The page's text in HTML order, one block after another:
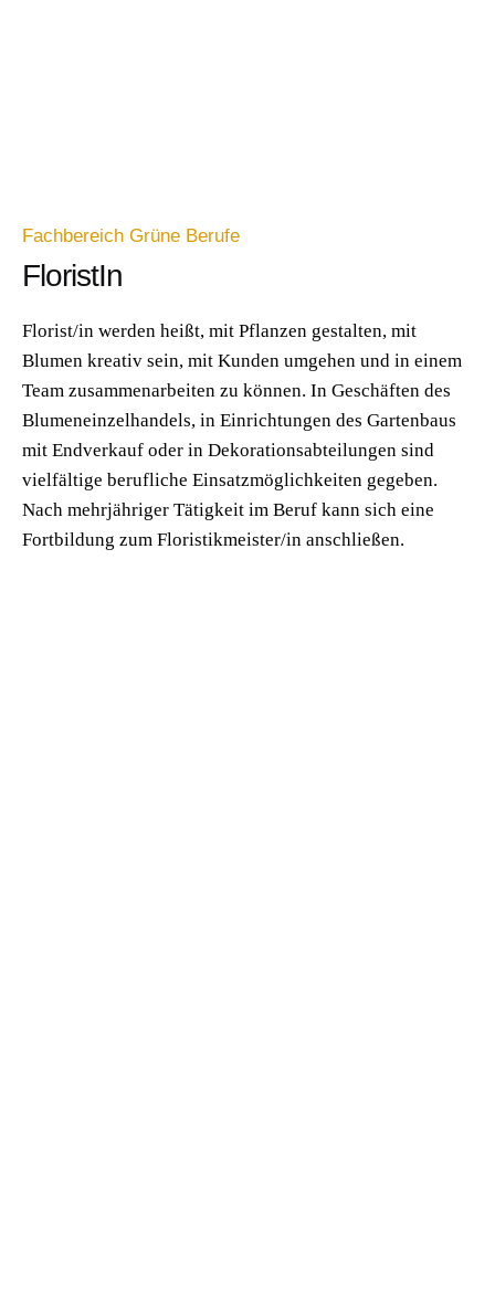
Fachbereich Grüne Berufe
FloristIn
Florist/in werden heißt, mit Pflanzen gestalten, mit
Blumen kreativ sein, mit Kunden umgehen und in einem
Team zusammenarbeiten zu können. In Geschäften des
Blumeneinzelhandels, in Einrichtungen des Gartenbaus
mit Endverkauf oder in Dekorationsabteilungen sind
vielfältige berufliche Einsatzmöglichkeiten gegeben.
Nach mehrjähriger Tätigkeit im Beruf kann sich eine
Fortbildung zum Floristikmeister/in anschließen.